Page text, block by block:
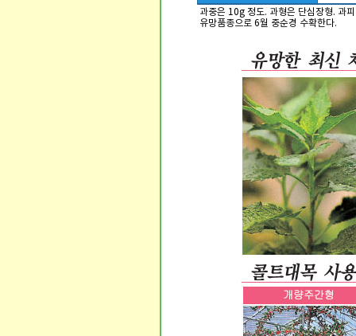
과중은 10g 정도. 과형은 단심장형. 과
유망품종으로 6월 중순경 수확한다.